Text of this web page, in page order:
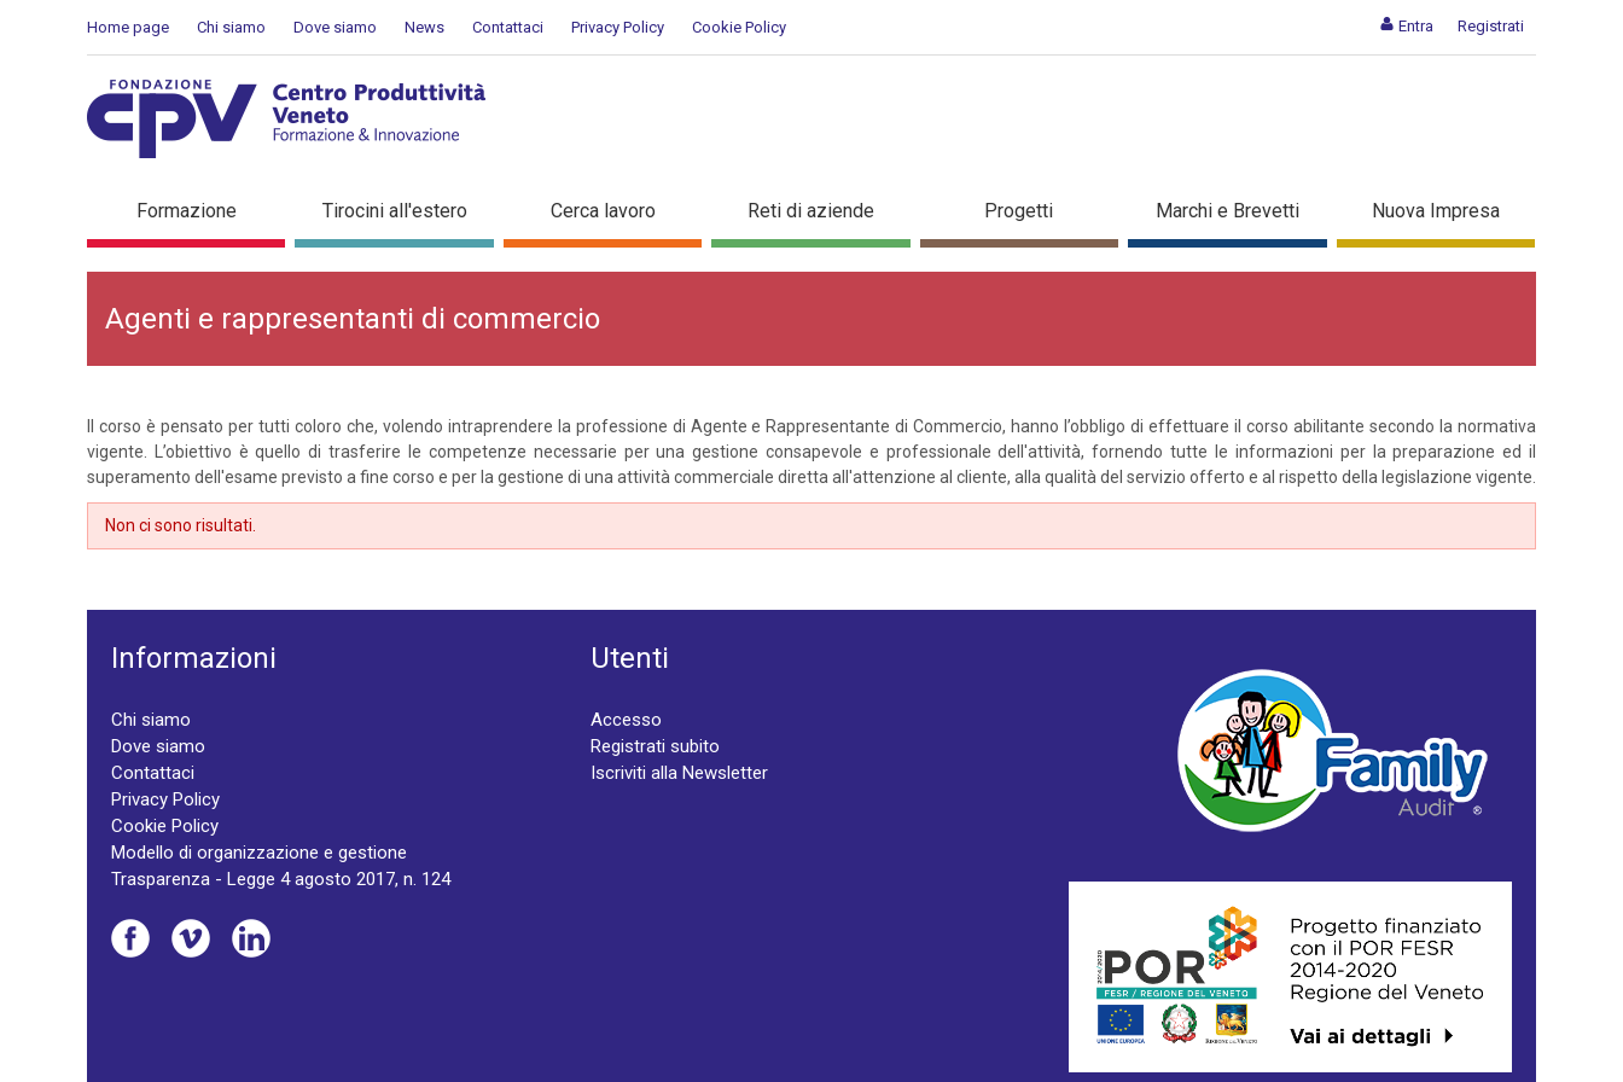
Entra Registrati
Home page Chi siamo Dove siamo News Contattaci Privacy Policy Cookie Policy
Agenti e rappresentanti di commercio
Formazione Tirocini all'estero Cerca lavoro Reti di aziende Progetti Marchi e Brevetti Nuova Impresa
Agenti e rappresentanti di commercio
Il corso è pensato per tutti coloro che, volendo intraprendere la professione di Agente e Rappresentante di Commercio, hanno l’obbligo di effettuare il corso abilitante secondo la normativa
vigente. L’obiettivo è quello di trasferire le competenze necessarie per una gestione consapevole e professionale dell'attività, fornendo tutte le informazioni per la preparazione ed il
superamento dell'esame previsto a fine corso e per la gestione di una attività commerciale diretta all'attenzione al cliente, alla qualità del servizio offerto e al rispetto della legislazione vigente.
Non ci sono risultati.
Informazioni
Chi siamo
Dove siamo
Contattaci
Privacy Policy
Cookie Policy
Modello di organizzazione e gestione
Trasparenza - Legge 4 agosto 2017, n. 124
Utenti
Accesso
Registrati subito
Iscriviti alla Newsletter